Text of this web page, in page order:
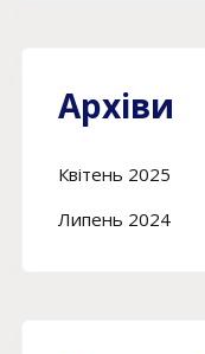
Архіви
Квітень 2025
Липень 2024